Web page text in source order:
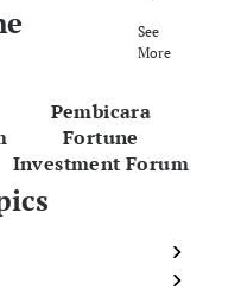
See
More
Pembicara
Fortune
Investment Forum